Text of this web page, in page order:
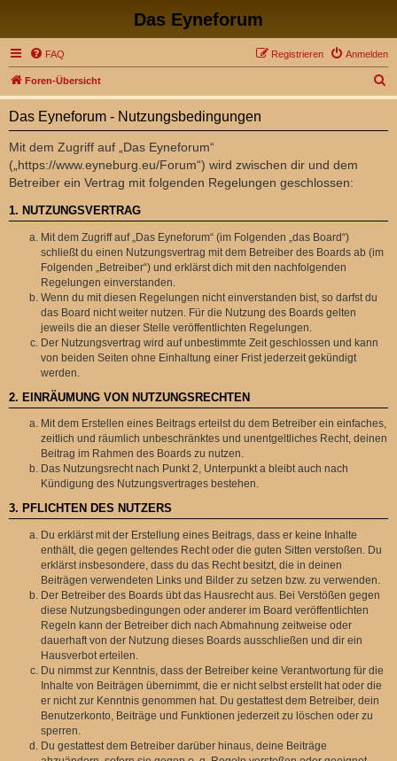
Das Eyneforum
FAQ Anmelden
Registrieren
Foren-Übersicht
u
Das Eyneforum - Nutzungsbedingungen
Mit dem Zugriff auf „Das Eyneforum“
(„https://www.eyneburg.eu/Forum“) wird zwischen dir und dem
Betreiber ein Vertrag mit folgenden Regelungen geschlossen:
1. NUTZUNGSVERTRAG
Mit dem Zugriff auf „Das Eyneforum“ (im Folgenden „das Board“)
schließt du einen Nutzungsvertrag mit dem Betreiber des Boards ab (im
Folgenden „Betreiber“) und erklärst dich mit den nachfolgenden
Regelungen einverstanden.
Wenn du mit diesen Regelungen nicht einverstanden bist, so darfst du
das Board nicht weiter nutzen. Für die Nutzung des Boards gelten
jeweils die an dieser Stelle veröffentlichten Regelungen.
Der Nutzungsvertrag wird auf unbestimmte Zeit geschlossen und kann
von beiden Seiten ohne Einhaltung einer Frist jederzeit gekündigt
werden.
2. EINRÄUMUNG VON NUTZUNGSRECHTEN
Mit dem Erstellen eines Beitrags erteilst du dem Betreiber ein einfaches,
zeitlich und räumlich unbeschränktes und unentgeltliches Recht, deinen
Beitrag im Rahmen des Boards zu nutzen.
Das Nutzungsrecht nach Punkt 2, Unterpunkt a bleibt auch nach
Kündigung des Nutzungsvertrages bestehen.
3. PFLICHTEN DES NUTZERS
Du erklärst mit der Erstellung eines Beitrags, dass er keine Inhalte
enthält, die gegen geltendes Recht oder die guten Sitten verstoßen. Du
erklärst insbesondere, dass du das Recht besitzt, die in deinen
Beiträgen verwendeten Links und Bilder zu setzen bzw. zu verwenden.
Der Betreiber des Boards übt das Hausrecht aus. Bei Verstößen gegen
diese Nutzungsbedingungen oder anderer im Board veröffentlichten
Regeln kann der Betreiber dich nach Abmahnung zeitweise oder
dauerhaft von der Nutzung dieses Boards ausschließen und dir ein
Hausverbot erteilen.
Du nimmst zur Kenntnis, dass der Betreiber keine Verantwortung für die
Inhalte von Beiträgen übernimmt, die er nicht selbst erstellt hat oder die
er nicht zur Kenntnis genommen hat. Du gestattest dem Betreiber, dein
Benutzerkonto, Beiträge und Funktionen jederzeit zu löschen oder zu
sperren.
Du gestattest dem Betreiber darüber hinaus, deine Beiträge